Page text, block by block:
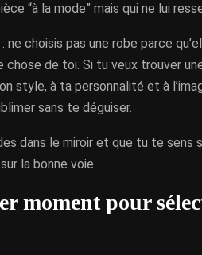
“à la mode” mais qui ne lui
ne choisis pas une robe parce
chose de toi. Si tu veux trouver
style, à ta personnalité et à
sans te déguiser.
dans le miroir et que tu te sens
la bonne voie.
moment pour